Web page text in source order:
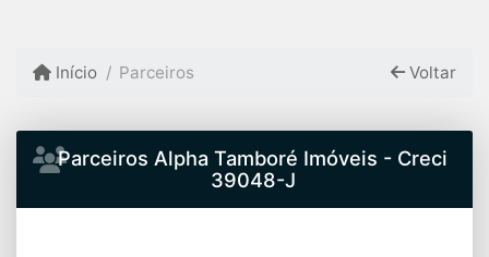
Início Parceiros Voltar
Parceiros Alpha Tamboré Imóveis - Creci
39048-J